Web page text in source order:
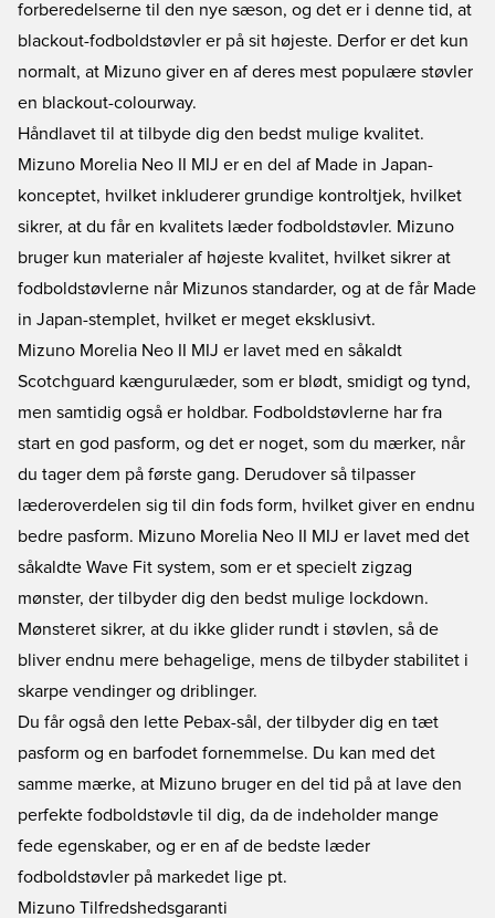
forberedelserne til den nye sæson, og det er i denne tid, at
blackout-fodboldstøvler er på sit højeste. Derfor er det kun
normalt, at Mizuno giver en af deres mest populære støvler
en blackout-colourway.
Håndlavet til at tilbyde dig den bedst mulige kvalitet.
Mizuno Morelia Neo II MIJ er en del af Made in Japan-
konceptet, hvilket inkluderer grundige kontroltjek, hvilket
sikrer, at du får en kvalitets læder fodboldstøvler. Mizuno
bruger kun materialer af højeste kvalitet, hvilket sikrer at
fodboldstøvlerne når Mizunos standarder, og at de får Made
in Japan-stemplet, hvilket er meget eksklusivt.
Mizuno Morelia Neo II MIJ er lavet med en såkaldt
Scotchguard kængurulæder, som er blødt, smidigt og tynd,
men samtidig også er holdbar. Fodboldstøvlerne har fra
start en god pasform, og det er noget, som du mærker, når
du tager dem på første gang. Derudover så tilpasser
læderoverdelen sig til din fods form, hvilket giver en endnu
bedre pasform. Mizuno Morelia Neo II MIJ er lavet med det
såkaldte Wave Fit system, som er et specielt zigzag
mønster, der tilbyder dig den bedst mulige lockdown.
Mønsteret sikrer, at du ikke glider rundt i støvlen, så de
bliver endnu mere behagelige, mens de tilbyder stabilitet i
skarpe vendinger og driblinger.
Du får også den lette Pebax-sål, der tilbyder dig en tæt
pasform og en barfodet fornemmelse. Du kan med det
samme mærke, at Mizuno bruger en del tid på at lave den
perfekte fodboldstøvle til dig, da de indeholder mange
fede egenskaber, og er en af de bedste læder
fodboldstøvler på markedet lige pt.
Mizuno Tilfredshedsgaranti